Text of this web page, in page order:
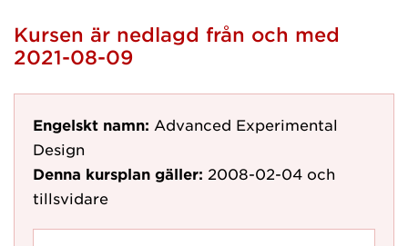
Kursen är nedlagd från och med
2021-08-09
Engelskt namn: Advanced Experimental
Design
Denna kursplan gäller: 2008-02-04 och
tillsvidare